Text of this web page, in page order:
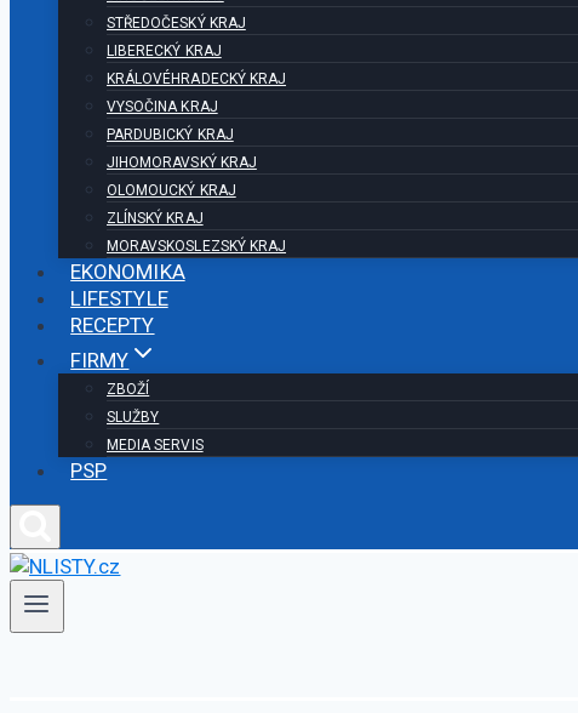
STŘEDOČESKÝ KRAJ
LIBERECKÝ KRAJ
KRÁLOVÉHRADECKÝ KRAJ
VYSOČINA KRAJ
PARDUBICKÝ KRAJ
JIHOMORAVSKÝ KRAJ
OLOMOUCKÝ KRAJ
ZLÍNSKÝ KRAJ
MORAVSKOSLEZSKÝ KRAJ
EKONOMIKA
LIFESTYLE
RECEPTY
FIRMY
ZBOŽÍ
SLUŽBY
MEDIA SERVIS
PSP